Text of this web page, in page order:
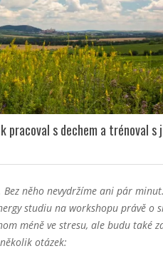
pracoval s dechem a trénoval s
něho nevydržíme ani pár
studiu na workshopu právě o
méně ve stresu, ale budu také
otázek: